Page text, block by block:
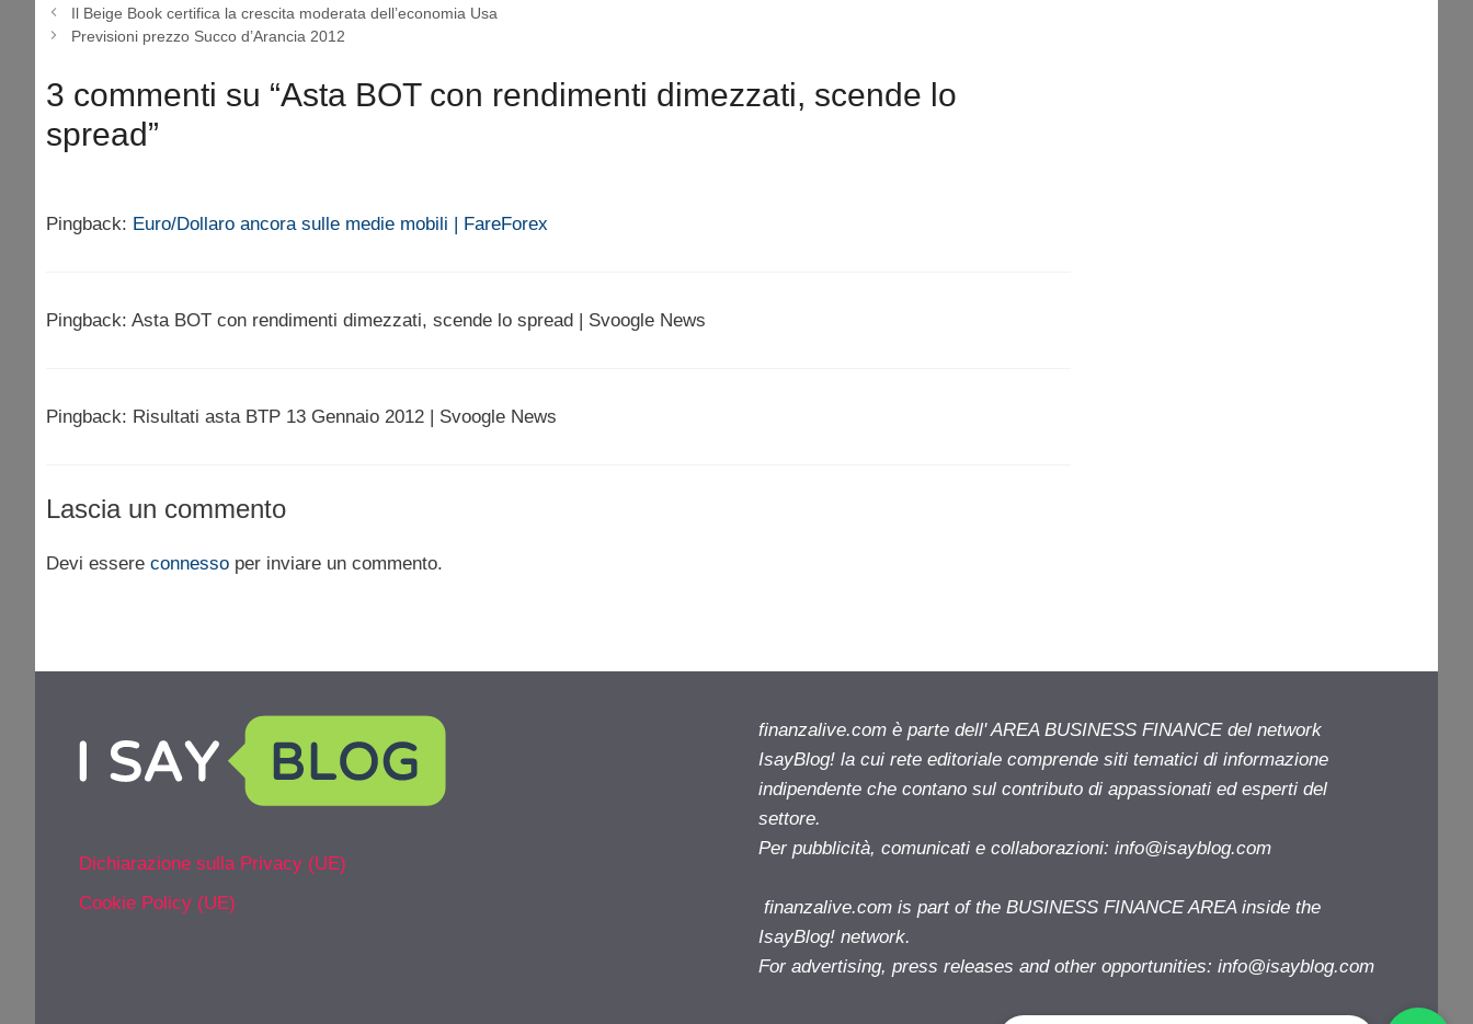
Il Beige Book certifica la crescita moderata dell’economia Usa
Previsioni prezzo Succo d’Arancia 2012
3 commenti su “Asta BOT con rendimenti dimezzati, scende lo
spread”
Pingback: Euro/Dollaro ancora sulle medie mobili | FareForex
Pingback: Asta BOT con rendimenti dimezzati, scende lo spread | Svoogle News
Pingback: Risultati asta BTP 13 Gennaio 2012 | Svoogle News
Lascia un commento
Devi essere connesso per inviare un commento.
Dichiarazione sulla Privacy (UE)
Cookie Policy (UE)
finanzalive.com è parte dell' AREA BUSINESS FINANCE del network
IsayBlog! la cui rete editoriale comprende siti tematici di informazione
indipendente che contano sul contributo di appassionati ed esperti del
settore.
Per pubblicità, comunicati e collaborazioni: info@isayblog.com
finanzalive.com is part of the BUSINESS FINANCE AREA inside the
IsayBlog! network.
For advertising, press releases and other opportunities: info@isayblog.com